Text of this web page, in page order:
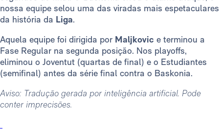
nossa equipe selou uma das viradas mais espetaculares
da história da Liga.
Aquela equipe foi dirigida por Maljkovic e terminou a
Fase Regular na segunda posição. Nos playoffs,
eliminou o Joventut (quartas de final) e o Estudiantes
(semifinal) antes da série final contra o Baskonia.
Aviso: Tradução gerada por inteligência artificial. Pode
conter imprecisões.